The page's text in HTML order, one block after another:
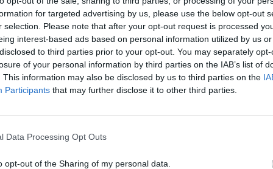
for targeted advertising by us, please use the below opt-out
selection. Please note that after your opt-out request is processed
interest-based ads based on personal information utilized by us
to third parties prior to your opt-out. You may separately
of your personal information by third parties on the IAB’s list of
This information may also be disclosed by us to third parties on the
Participants that may further disclose it to other third parties.
Data Processing Opt Outs
opt-out of the Sharing of my personal data.
η εστίαση της
του Συλλόγου «ΑΣΠΙΔΑ»,
μίλησε στο «Ν»
καταγγελίες σχετικά με τη
αυτόφωρα και τους
ελέγχους –
έως 28% ο τζίρος παρά την
ΧΑΤΖΗΓΕΩΡΓΙΟΥ
Ένωση Ιδιωτικών
Υπαλλήλων Λέσβου
Συνεχίζονται οι περιοδείες στα
εμπορικά καταστήματα ενόψει της
απεργίας της 19ης Ιουλίου, με
αυξήσεις στους μισθούς και
συνθήκες εργασίας